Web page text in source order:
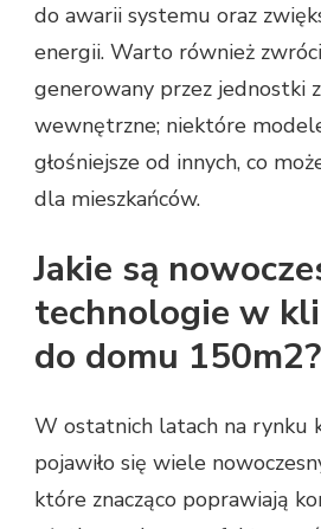
do awarii systemu oraz
energii. Warto również
generowany przez jednostki
wewnętrzne; niektóre
głośniejsze od innych, co
dla mieszkańców.
Jakie są
technologie w
do domu 150m2?
W ostatnich latach na rynku
pojawiło się wiele
które znacząco poprawiają